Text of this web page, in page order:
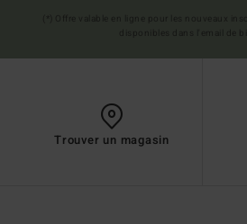
Trouver un magasin